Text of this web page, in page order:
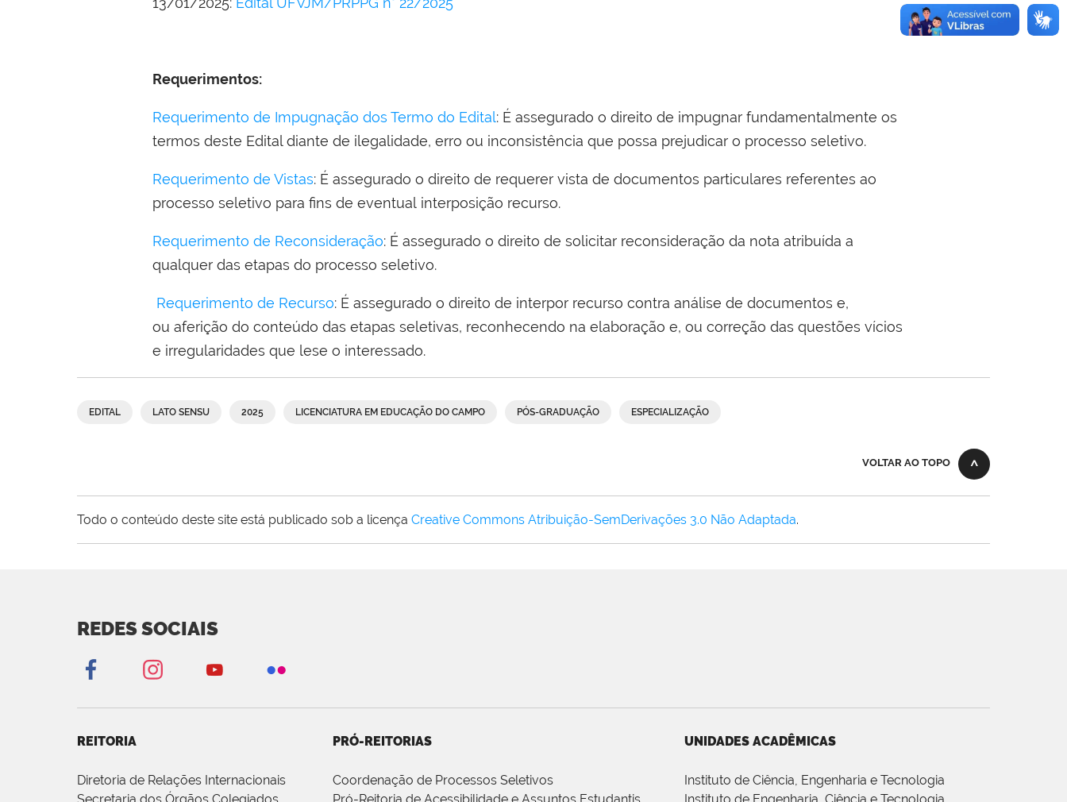
Requerimentos:
Requerimento de Impugnação dos Termo do Edital: É assegurado o direito de impugnar fundamentalmente os
termos deste Edital diante de ilegalidade, erro ou inconsistência que possa prejudicar o processo seletivo.
Requerimento de Vistas: É assegurado o direito de requerer vista de documentos particulares referentes ao
processo seletivo para fins de eventual interposição recurso.
Requerimento de Reconsideração: É assegurado o direito de solicitar reconsideração da nota atribuída a
qualquer das etapas do processo seletivo.
Requerimento de Recurso: É assegurado o direito de interpor recurso contra análise de documentos e,
ou aferição do conteúdo das etapas seletivas, reconhecendo na elaboração e, ou correção das questões vícios
e irregularidades que lese o interessado.
EDITAL LATO SENSU 2025 LICENCIATURA EM EDUCAÇÃO DO CAMPO PÓS-GRADUAÇÃO ESPECIALIZAÇÃO
VOLTAR AO TOPO
Todo o conteúdo deste site está publicado sob a licença Creative Commons Atribuição-SemDerivações 3.0 Não Adaptada.
REDES SOCIAIS
REITORIA
Diretoria de Relações Internacionais
PRÓ-REITORIAS
Coordenação de Processos Seletivos
UNIDADES ACADÊMICAS
Instituto de Ciência, Engenharia e Tecnologia